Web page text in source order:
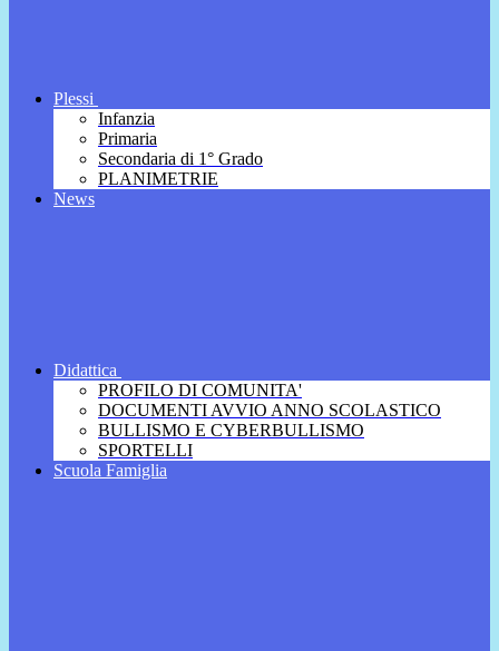
Plessi
Infanzia
Primaria
Secondaria di 1° Grado
PLANIMETRIE
News
Didattica
PROFILO DI COMUNITA'
DOCUMENTI AVVIO ANNO SCOLASTICO
BULLISMO E CYBERBULLISMO
SPORTELLI
Scuola Famiglia